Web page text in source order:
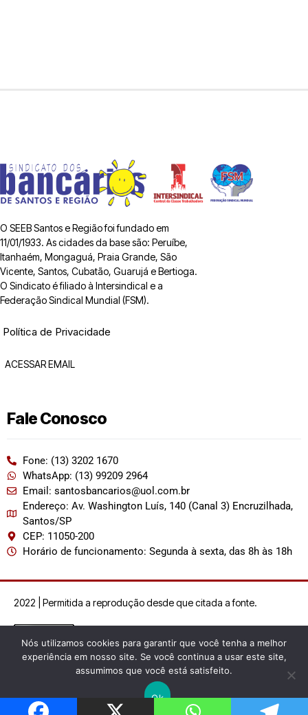
O SEEB Santos e Região foi fundado em
11/01/1933. As cidades da base são: Peruíbe,
Itanhaém, Mongaguá, Praia Grande, São
Vicente, Santos, Cubatão, Guarujá e Bertioga.
O Sindicato é filiado à Intersindical e a
Federação Sindical Mundial (FSM).
Política de Privacidade
ACESSAR EMAIL
Fale Conosco
Fone: (13) 3202 1670
WhatsApp: (13) 99209 2964
Email: santosbancarios@uol.com.br
Endereço: Av. Washington Luís, 140 (Canal 3) Encruzilhada,
Santos/SP
CEP: 11050-200
Horário de funcionamento: Segunda à sexta, das 8h às 18h
2022 | Permitida a reprodução desde que citada a fonte.
Nós utilizamos cookies para garantir que você tenha a melhor
experiência em nosso site. Se você continua a usar este site,
assumimos que você está satisfeito.
Ok